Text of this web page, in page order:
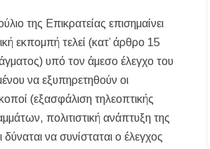
της Επικρατείας επισημαίνει
εκπομπή τελεί (κατ’ άρθρο 15
υπό τον άμεσο έλεγχο του
να εξυπηρετηθούν οι
(εξασφάλιση τηλεοπτικής
πολιτιστική ανάπτυξη της
να συνίσταται ο έλεγχος